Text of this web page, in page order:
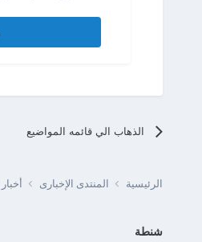
الذهاب الي قائمه المواضيع
الرئيسية المنتدى الإخبارى
شنطة